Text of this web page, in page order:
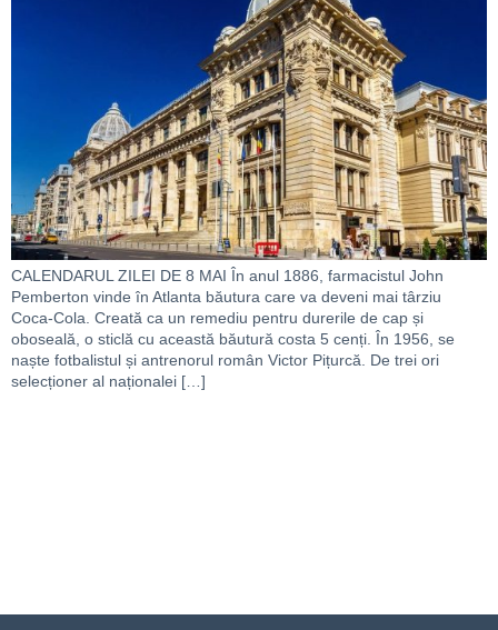
CALENDARUL ZILEI DE 8 MAI În anul 1886, farmacistul John
Pemberton vinde în Atlanta băutura care va deveni mai târziu
Coca-Cola. Creată ca un remediu pentru durerile de cap și
oboseală, o sticlă cu această băutură costa 5 cenți. În 1956, se
naște fotbalistul și antrenorul român Victor Pițurcă. De trei ori
selecționer al naționalei […]